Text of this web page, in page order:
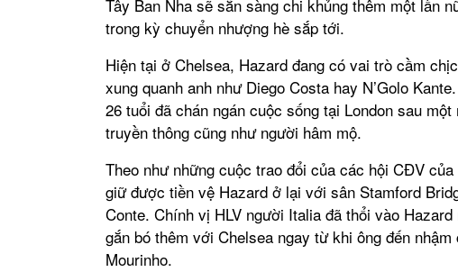
Tây Ban Nha sẽ sẵn sàng chi khủng thêm một lần
trong kỳ chuyển nhượng hè sắp tới.
Hiện tại ở Chelsea, Hazard đang có vai trò cầm
xung quanh anh như Diego Costa hay N’Golo
26 tuổi đã chán ngán cuộc sống tại London sau
truyền thông cũng như người hâm mộ.
Theo như những cuộc trao đổi của các hội CĐV
giữ được tiền vệ Hazard ở lại với sân Stamford
Conte. Chính vị HLV người Italia đã thổi vào
gắn bó thêm với Chelsea ngay từ khi ông đến
Mourinho.